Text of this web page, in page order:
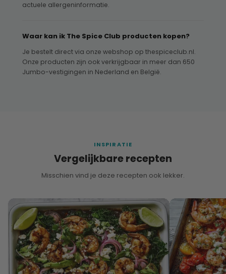
actuele allergeninformatie.
Waar kan ik The Spice Club producten kopen?
Je bestelt direct via onze webshop op thespiceclub.nl.
Onze producten zijn ook verkrijgbaar in meer dan 650
Jumbo-vestigingen in Nederland en België.
INSPIRATIE
Vergelijkbare recepten
Misschien vind je deze recepten ook lekker.